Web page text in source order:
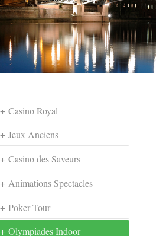
Casino Royal
Jeux Anciens
Casino des Saveurs
Animations Spectacles
Poker Tour
Olympiades Indoor